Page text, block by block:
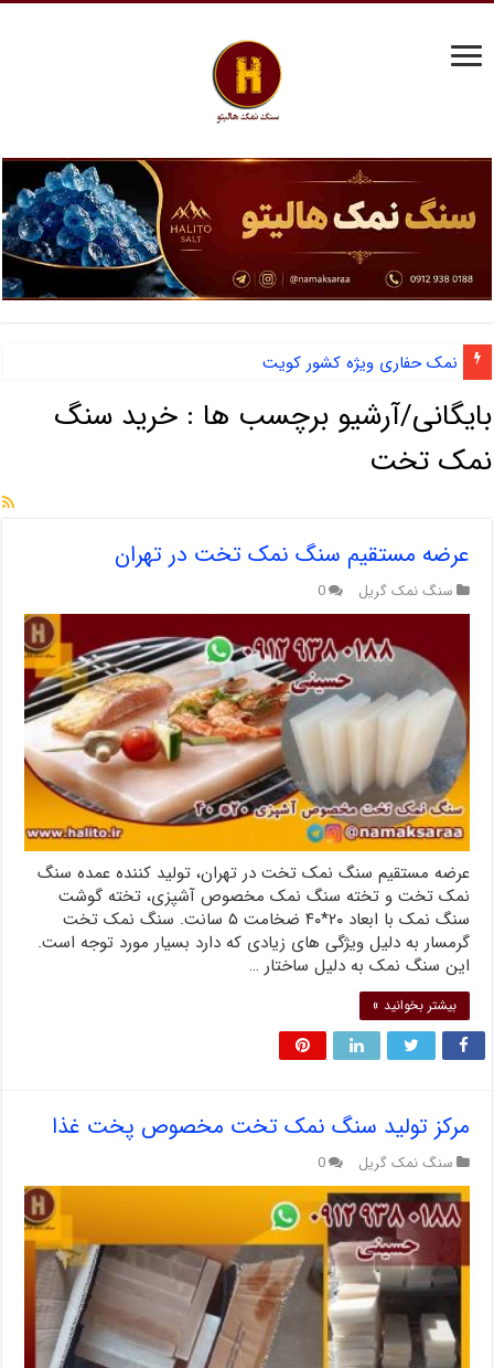
نمک حفاری ویژه کشور کویت
بایگانی/آرشیو برچسب ها : خرید سنگ
نمک تخت
عرضه مستقیم سنگ نمک تخت در تهران
سنگ نمک گریل 0
عرضه مستقیم سنگ نمک تخت در تهران، تولید کننده عمده سنگ
نمک تخت و تخته سنگ نمک مخصوص آشپزی، تخته گوشت
سنگ نمک با ابعاد ۲۰*۴۰ ضخامت ۵ سانت. سنگ نمک تخت
گرمسار به دلیل ویژگی های زیادی که دارد بسیار مورد توجه است.
این سنگ نمک به دلیل ساختار …
بیشتر بخوانید »
مرکز تولید سنگ نمک تخت مخصوص پخت غذا
سنگ نمک گریل 0